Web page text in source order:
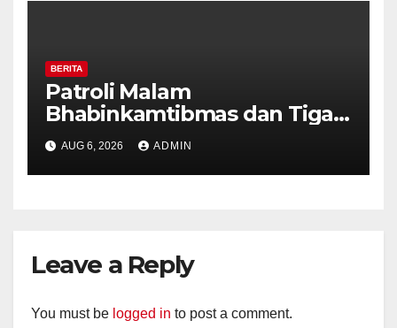
BERITA
Patroli Malam
Bhabinkamtibmas dan Tiga
Pilar Kelurahan Ungaran
Perkuat Kamtibmas, Warga
Diajak Aktifkan Ronda
AUG 6, 2026 ADMIN
Leave a Reply
You must be logged in to post a comment.